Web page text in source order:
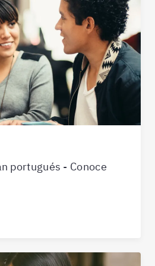
portugués - Conoce